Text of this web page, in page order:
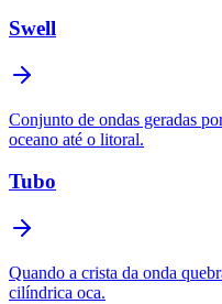
Swell
Conjunto de ondas geradas
oceano até o litoral.
Tubo
Quando a crista da onda
cilíndrica oca.